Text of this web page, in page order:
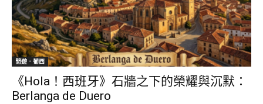
閒遊．葡西
《Hola！西班牙》石牆之下的榮耀與沉默：
Berlanga de Duero